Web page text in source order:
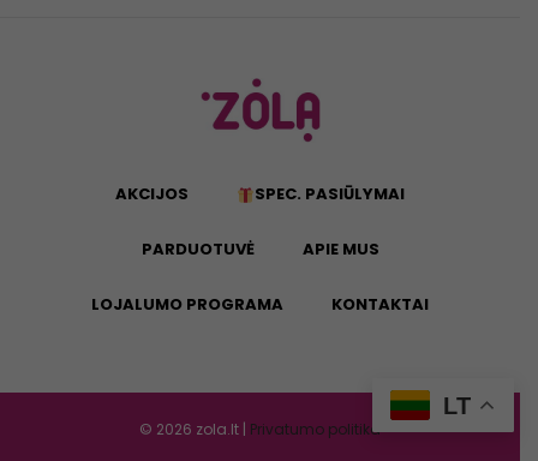
AKCIJOS SPEC. PASIŪLYMAI
PARDUOTUVĖ APIE MUS
LOJALUMO PROGRAMA KONTAKTAI
© 2026 zola.lt | Privatumo politika
LT